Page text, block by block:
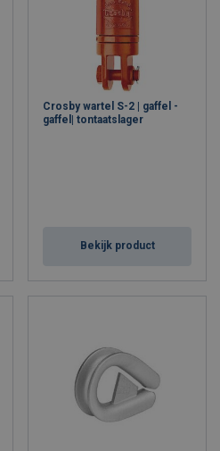
Crosby wartel S-2 | gaffel -
gaffel| tontaatslager
Bekijk product